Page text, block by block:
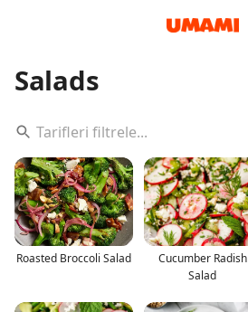
Salads
Roasted Broccoli Salad
Cucumber Radish
Salad